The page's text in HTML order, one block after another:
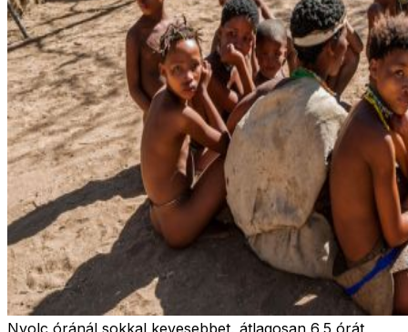
Nyolc óránál sokkal kevesebbet, átlagosan 6,5 órát